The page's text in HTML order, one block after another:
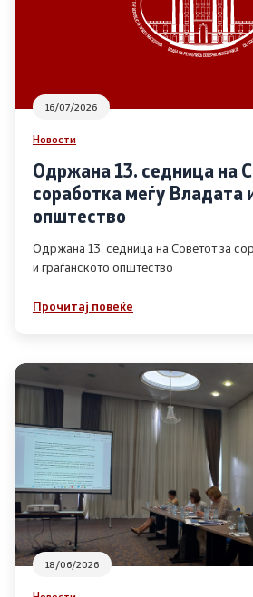
Извештаи
Список на ОЈИ
Контакт
Контакт
Линкови
Изјава за пристапност
Со еден клик до сите
16/07/2026
Новости
Одржана 13. седница на
соработка меѓу Владата
општество
Одржана 13. седница на Советот за
и граѓанското општество
Прочитај повеќе
18/06/2026